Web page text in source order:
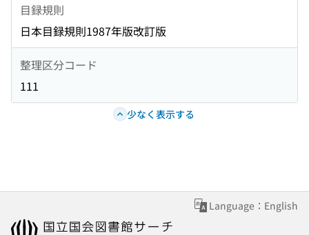
目録規則
日本目録規則1987年版改訂版
整理区分コード
111
少なく表示する
Language：English